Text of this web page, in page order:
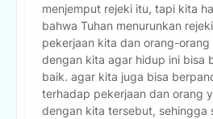
menjemput rejeki itu, tapi kita
bahwa Tuhan menurunkan
pekerjaan kita dan orang-
dengan kita agar hidup ini bisa
baik. agar kita juga bisa
terhadap pekerjaan dan orang
dengan kita tersebut, sehingga